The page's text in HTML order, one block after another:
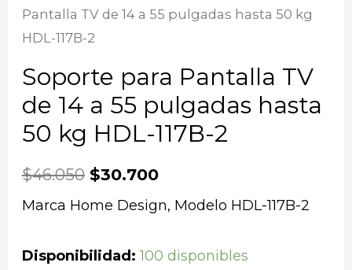
Pantalla TV de 14 a 55 pulgadas hasta 50 kg
HDL-117B-2
Soporte para Pantalla TV
de 14 a 55 pulgadas hasta
50 kg HDL-117B-2
$46.050 $30.700
Marca Home Design, Modelo HDL-117B-2
Disponibilidad: 100 disponibles